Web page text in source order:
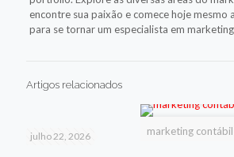
encontre sua paixão e comece hoje mesmo
para se tornar um especialista em
Artigos relacionados
marketing contábil
julho 22, 2026